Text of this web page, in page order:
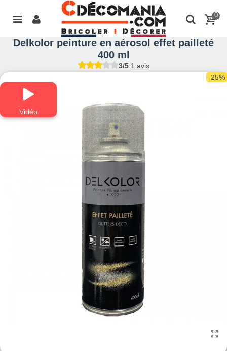
0
Delkolor peinture en aérosol effet pailleté
400 ml
3/5 1 avis
Vidéo
-25%